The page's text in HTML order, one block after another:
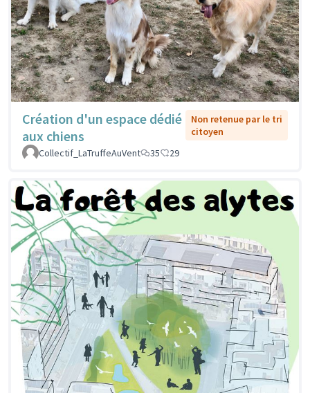
Création d'un espace dédié
aux chiens
Non retenue par le tri
citoyen
Collectif_LaTruffeAuVent
35 29